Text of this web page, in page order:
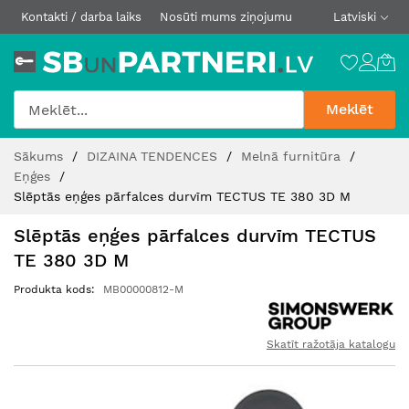
Kontakti / darba laiks Nosūti mums ziņojumu Latviski
Meklēt
Content
Sākums DIZAINA TENDENCES
Melnā furnitūra
Eņģes
Slēptās eņģes pārfalces durvīm TECTUS TE 380 3D M
Slēptās eņģes pārfalces durvīm TECTUS
TE 380 3D M
Produkta kods MB00000812-M
Skatīt ražotāja katalogu